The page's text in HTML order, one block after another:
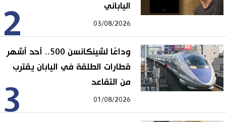
2
الياباني
03/08/2026
3
وداعًا لشينكانسن 500.. أحد أشهر
قطارات الطلقة في اليابان يقترب
من التقاعد
01/08/2026